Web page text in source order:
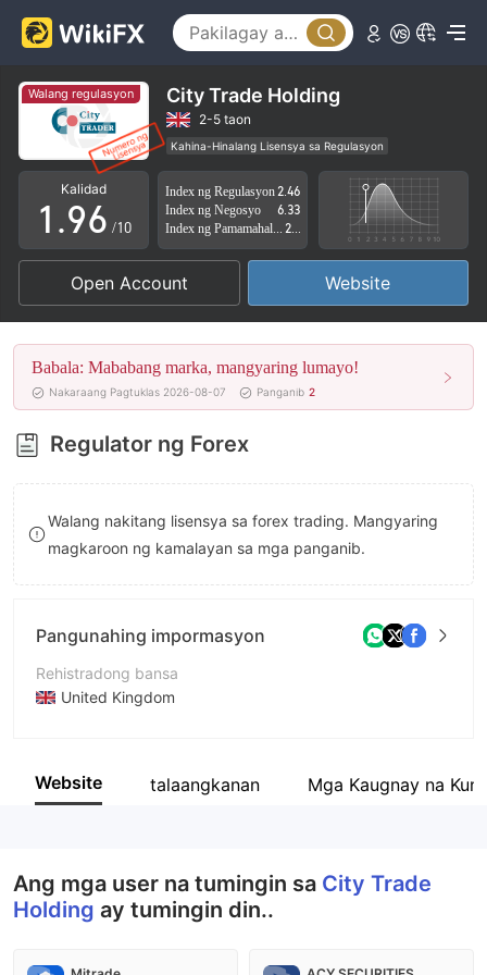
Walang regulasyon City Trade Holding
2-5 taon
Kahina-Hinalang Lisensya sa Regulasyon
Kahina-hinalang saklaw ng Negosyo
Mataas na potensyal na peligro
Kalidad
0
1
2
3
4
5
6
7
8
9
.
5
6
7
8
9
2
3
4
5
6
7
8
9
/10
Index ng Regulasyon 2.46
Index ng Negosyo
6.33
2.74
Open Account Website
Babala: Mababang marka, mangyaring lumayo!
Nakaraang Pagtuklas 2026-08-07 Panganib 2
Regulator ng Forex
Walang nakitang lisensya sa forex trading. Mangyaring
magkaroon ng kamalayan sa mga panganib.
Pangunahing impormasyon
Rehistradong bansa
United Kingdom
Kumpanya
Website talaangkanan Mga Kaugnay na
Ang mga user na tumingin sa City Trade
Holding ay tumingin din..